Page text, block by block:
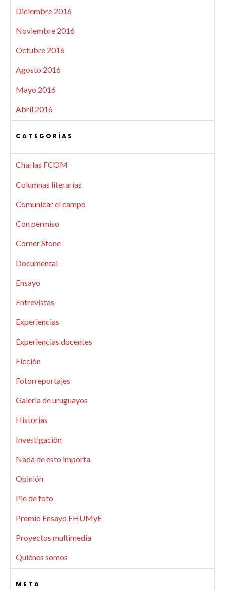
Diciembre 2016
Noviembre 2016
Octubre 2016
Agosto 2016
Mayo 2016
Abril 2016
CATEGORÍAS
Charlas FCOM
Columnas literarias
Comunicar el campo
Con permiso
Corner Stone
Documental
Ensayo
Entrevistas
Experiencias
Experiencias docentes
Ficción
Fotorreportajes
Galería de uruguayos
Historias
Investigación
Nada de esto importa
Opinión
Pie de foto
Premio Ensayo FHUMyE
Proyectos multimedia
Quiénes somos
META